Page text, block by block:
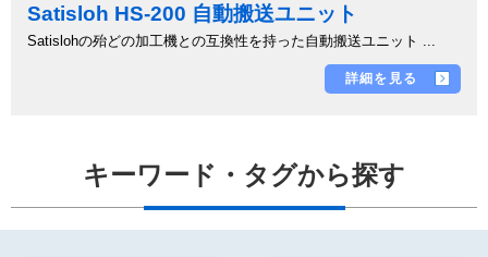
Satisloh HS-200 自動搬送ユニット
Satislohの殆どの加工機との互換性を持った自動搬送ユニット ...
詳細を見る
キーワード・タグから探す